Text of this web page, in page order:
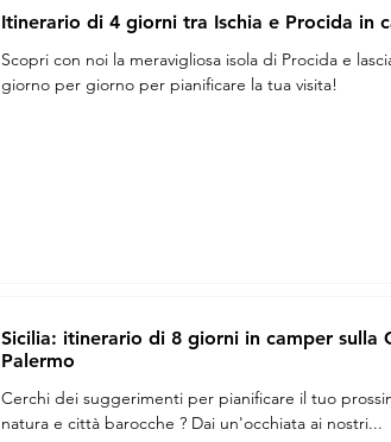
Itinerario di 4 giorni tra Ischia e Procida in
Scopri con noi la meravigliosa isola di Procida e
giorno per giorno per pianificare la tua visita!
Sicilia: itinerario di 8 giorni in camper sulla
Palermo
Cerchi dei suggerimenti per pianificare il tuo
natura e città barocche ? Dai un'occhiata ai nostri...